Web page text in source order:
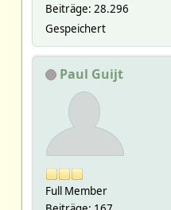
Beiträge: 28.296
Gespeichert
Paul Guijt
Full Member